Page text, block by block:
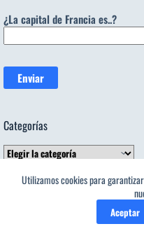
Utilizamos cookies para
Aceptar
¿La capital de Francia es..?
Categorías
Categorías
Tendencia ahora
»ANTONIO MACHADO